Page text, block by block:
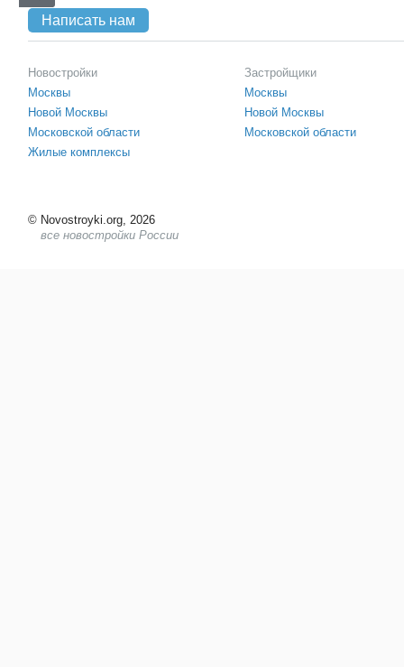
Написать нам
Новостройки
Москвы
Новой Москвы
Московской области
Жилые комплексы
Застройщики
Москвы
Новой Москвы
Московской области
© Novostroyki.org, 2026
все новостройки России